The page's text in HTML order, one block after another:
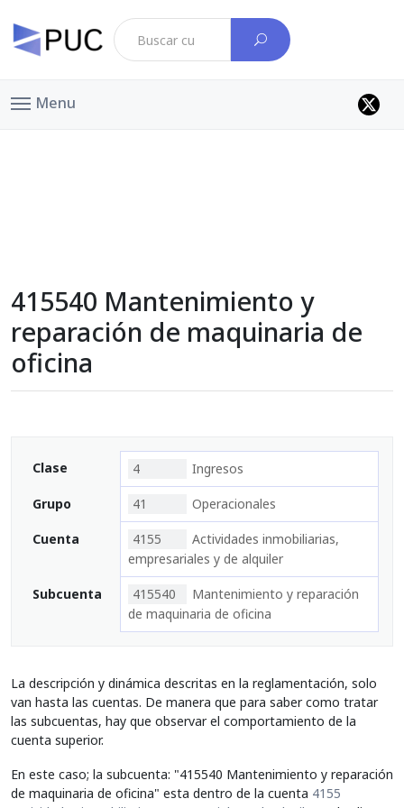
Menu
415540 Mantenimiento y
reparación de maquinaria de
oficina
Clase 4 Ingresos
Grupo 41 Operacionales
Cuenta 4155
Actividades inmobiliarias,
empresariales y de alquiler
Subcuenta 415540
Mantenimiento y reparación
de maquinaria de oficina
La descripción y dinámica descritas en la reglamentación, solo
van hasta las cuentas. De manera que para saber como tratar
las subcuentas, hay que observar el comportamiento de la
cuenta superior.
En este caso; la subcuenta: "415540 Mantenimiento y reparación
de maquinaria de oficina" esta dentro de la cuenta 4155